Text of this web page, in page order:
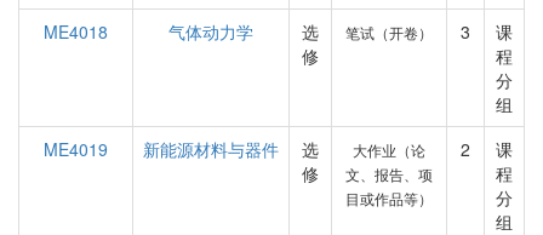
ME4018
气体动力学
选
修
笔试（开卷） 3
课
程
分
组
ME4019
新能源材料与器件
选
修
大作业（论
文、报告、项
目或作品等）
2
课
程
分
组